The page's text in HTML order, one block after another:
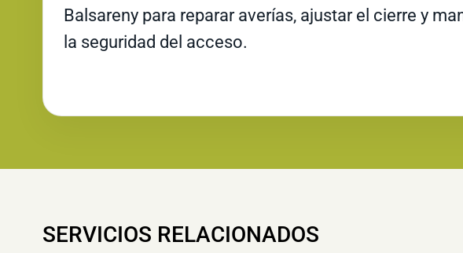
Balsareny para reparar averías, ajustar el cierre y
la seguridad del acceso.
SERVICIOS RELACIONADOS